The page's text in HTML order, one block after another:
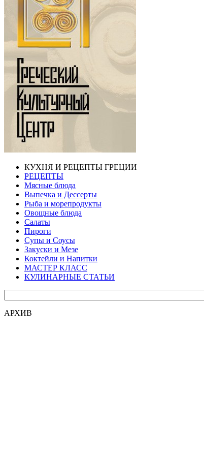
КУХНЯ И РЕЦЕПТЫ ГРЕЦИИ
РЕЦЕПТЫ
Мясные блюда
Выпечка и Дессерты
Рыба и морепродукты
Овощные блюда
Салаты
Пироги
Супы и Соусы
Закуски и Мезе
Коктейли и Напитки
МАСТЕР КЛАСС
КУЛИНАРНЫЕ СТАТЬИ
АРХИВ